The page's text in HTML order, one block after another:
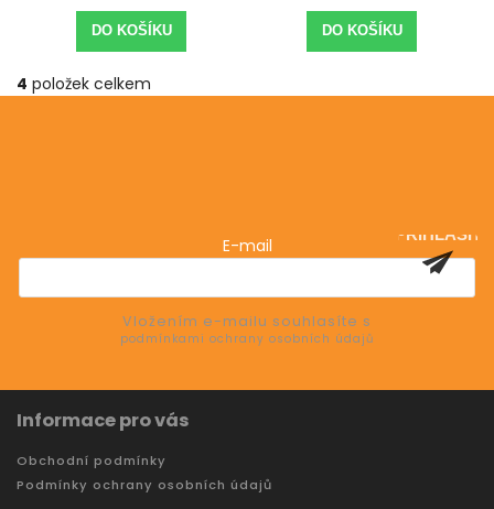
DO KOŠÍKU DO KOŠÍKU
4 položek celkem
E-mail
Vložením e-mailu souhlasíte s
podmínkami ochrany osobních údajů
PŘIHLÁSIT
Informace pro vás
Obchodní podmínky
Podmínky ochrany osobních údajů